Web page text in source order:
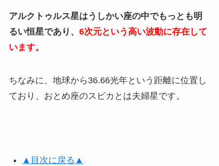
アルクトゥルス星はうしかい座の中でもっとも明
るい恒星であり、 6次元という高い波動に存在して
います。
ちなみに、地球から36.66光年という距離に位置し
ており、おとめ座のスピカとは夫婦星です。
▲目次に戻る▲